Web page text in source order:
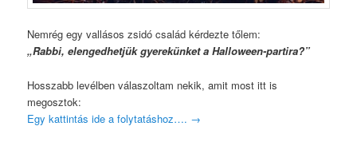
Nemrég egy vallásos zsidó család kérdezte tőlem:
„Rabbi, elengedhetjük gyerekünket a Halloween-partira?”
Hosszabb levélben válaszoltam nekik, amit most itt is
megosztok:
Egy kattintás ide a folytatáshoz…. →